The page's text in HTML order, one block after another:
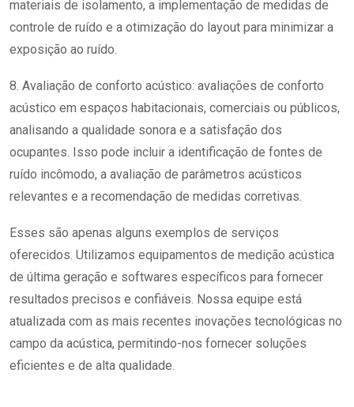
materiais de isolamento, a implementação de medidas de
controle de ruído e a otimização do layout para minimizar a
exposição ao ruído.
8. Avaliação de conforto acústico: avaliações de conforto
acústico em espaços habitacionais, comerciais ou públicos,
analisando a qualidade sonora e a satisfação dos
ocupantes. Isso pode incluir a identificação de fontes de
ruído incômodo, a avaliação de parâmetros acústicos
relevantes e a recomendação de medidas corretivas.
Esses são apenas alguns exemplos de serviços
oferecidos. Utilizamos equipamentos de medição acústica
de última geração e softwares específicos para fornecer
resultados precisos e confiáveis. Nossa equipe está
atualizada com as mais recentes inovações tecnológicas no
campo da acústica, permitindo-nos fornecer soluções
eficientes e de alta qualidade.